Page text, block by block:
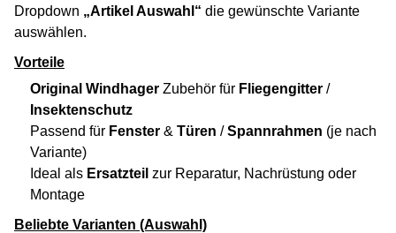
Dropdown „Artikel Auswahl“ die gewünschte Variante
auswählen.
Vorteile
Original Windhager Zubehör für Fliegengitter /
Insektenschutz
Passend für Fenster & Türen /Spannrahmen (je nach
Variante)
Ideal als Ersatzteil zur Reparatur, Nachrüstung oder
Montage
Beliebte Varianten (Auswahl)